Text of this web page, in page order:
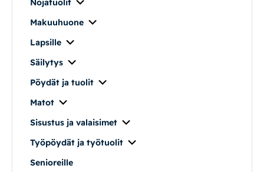
Säilytys
Työpöydät ja työtuolit
Matot
Ulkokalusteet
Nojatuolit
Makuuhuone
Lapsille
Säilytys
Pöydät ja tuolit
Matot
Sisustus ja valaisimet
Työpöydät ja työtuolit
Senioreille